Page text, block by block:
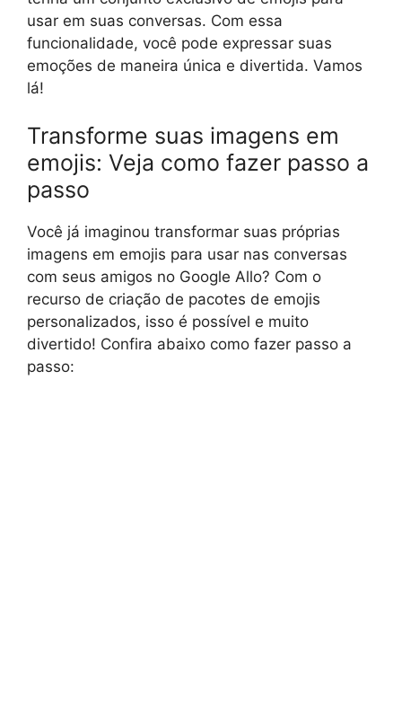
usar em suas conversas. Com essa
funcionalidade, você pode expressar suas
emoções de maneira única e divertida. Vamos
lá!
Transforme suas imagens em
emojis: Veja como fazer passo a
passo
Você já imaginou transformar suas próprias
imagens em emojis para usar nas conversas
com seus amigos no Google Allo? Com o
recurso de criação de pacotes de emojis
personalizados, isso é possível e muito
divertido! Confira abaixo como fazer passo a
passo: